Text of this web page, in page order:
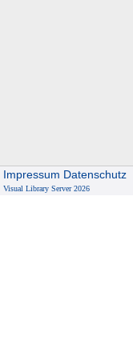
Impressum Datenschutz
Visual Library Server 2026